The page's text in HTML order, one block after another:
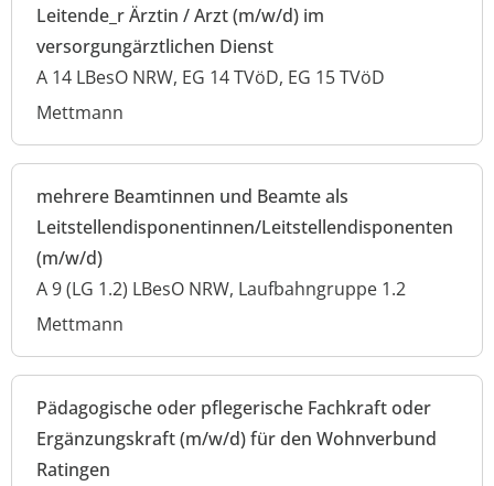
Leitende_r Ärztin / Arzt (m/w/d) im
versorgungärztlichen Dienst
A 14 LBesO NRW, EG 14 TVöD, EG 15 TVöD
Mettmann
mehrere Beamtinnen und Beamte als
Leitstellendisponentinnen/Leitstellendisponenten
(m/w/d)
A 9 (LG 1.2) LBesO NRW, Laufbahngruppe 1.2
Mettmann
Pädagogische oder pflegerische Fachkraft oder
Ergänzungskraft (m/w/d) für den Wohnverbund
Ratingen